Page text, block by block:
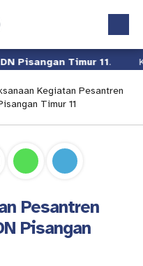
Timur 11. Kami terus
Kegiatan Pesantren
Timur 11
Pesantren
Pisangan